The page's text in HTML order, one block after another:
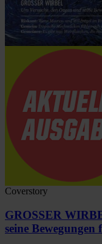
Coverstory
GROSSER
seine Bewegungen